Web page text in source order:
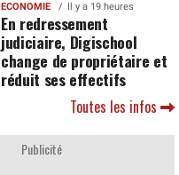
ECONOMIE Il y a 19 heures
En redressement
judiciaire, Digischool
change de propriétaire et
réduit ses effectifs
Toutes les infos
Publicité